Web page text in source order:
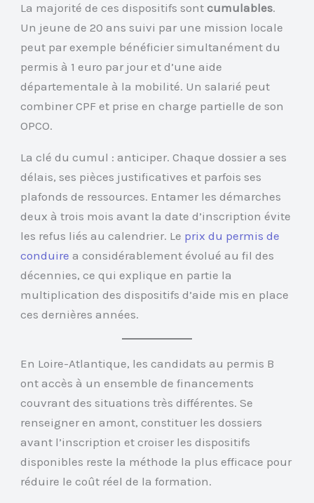
La majorité de ces dispositifs sontcumulables.
Un jeune de 20 ans suivi par une mission locale
peut par exemple bénéficier simultanément du
permis à 1 euro par jour et d’une aide
départementale à la mobilité. Un salarié peut
combiner CPF et prise en charge partielle de son
OPCO.
La clé du cumul : anticiper. Chaque dossier a ses
délais, ses pièces justificatives et parfois ses
plafonds de ressources. Entamer les démarches
deux à trois mois avant la date d’inscription évite
les refus liés au calendrier. Le prix du permis de
conduire a considérablement évolué au fil des
décennies, ce qui explique en partie la
multiplication des dispositifs d’aide mis en place
ces dernières années.
En Loire-Atlantique, les candidats au permis B
ont accès à un ensemble de financements
couvrant des situations très différentes. Se
renseigner en amont, constituer les dossiers
avant l’inscription et croiser les dispositifs
disponibles reste la méthode la plus efficace pour
réduire le coût réel de la formation.